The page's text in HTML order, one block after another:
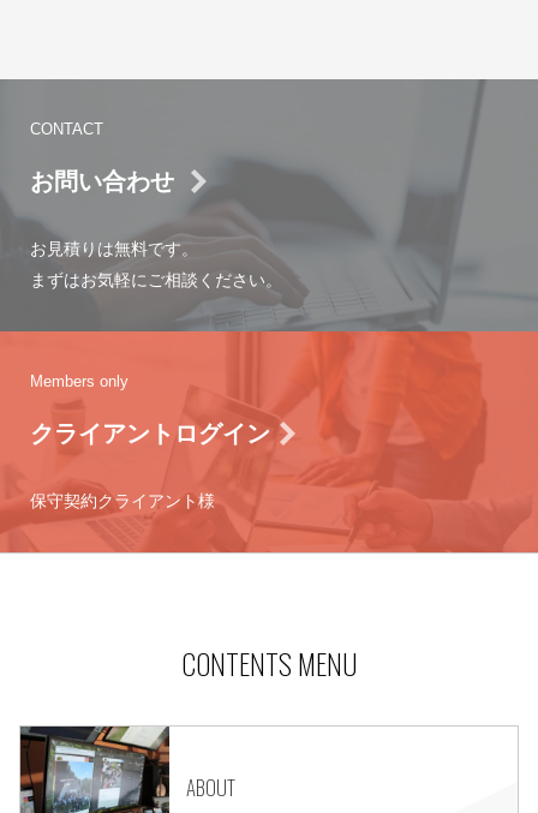
CONTACT
お問い合わせ
お見積りは無料です。
まずはお気軽にご相談ください。
Members only
クライアントログイン
保守契約クライアント様
CONTENTS MENU
ABOUT